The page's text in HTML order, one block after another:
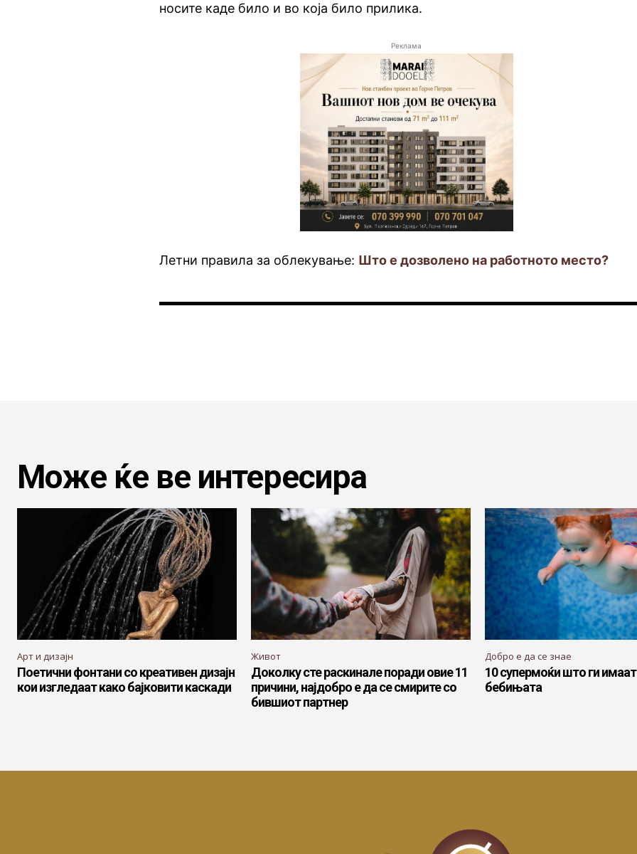
носите каде било и во која било прилика.
Реклама
Летни правила за облекување: Што е дозволено на работното место?
Може ќе ве интересира
Арт и дизајн
Поетични фонтани со креативен дизајн
кои изгледаат како бајковити каскади
Живот
Доколку сте раскинале поради овие 11
причини, најдобро е да се смирите со
бившиот партнер
Добро е да се знае
10 супермоќи што ги
бебињата